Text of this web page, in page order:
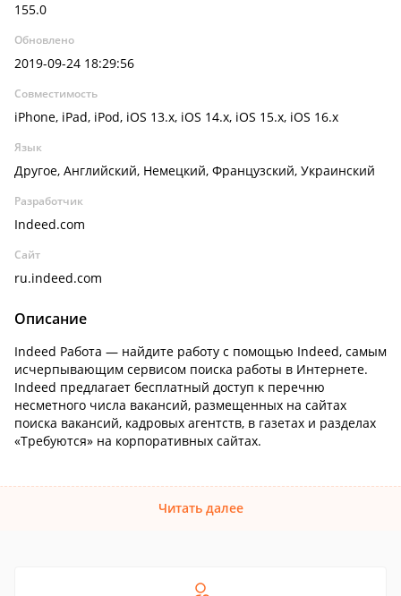
155.0
Обновлено
2019-09-24 18:29:56
Совместимость
iPhone, iPad, iPod, iOS 13.x, iOS 14.x, iOS 15.x, iOS 16.x
Язык
Другое, Английский, Немецкий, Французский, Украинский
Разработчик
Indeed.com
Сайт
ru.indeed.com
Описание
Indeed Работа — найдите работу с помощью Indeed, самым
исчерпывающим сервисом поиска работы в Интернете.
Indeed предлагает бесплатный доступ к перечню
несметного числа вакансий, размещенных на сайтах
поиска вакансий, кадровых агентств, в газетах и разделах
«Требуются» на корпоративных сайтах.
Читать далее